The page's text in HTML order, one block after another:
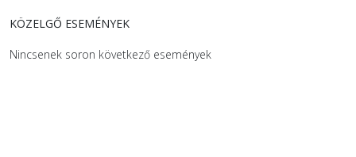
KÖZELGŐ ESEMÉNYEK
Nincsenek soron következő események